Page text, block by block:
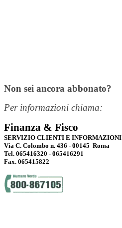
Non sei ancora abbonato?
Per informazioni chiama:
Finanza & Fisco
SERVIZIO CLIENTI E INFORMAZIONI
Via C. Colombo n. 436 - 00145 Roma
Tel. 065416320 - 065416291
Fax. 065415822